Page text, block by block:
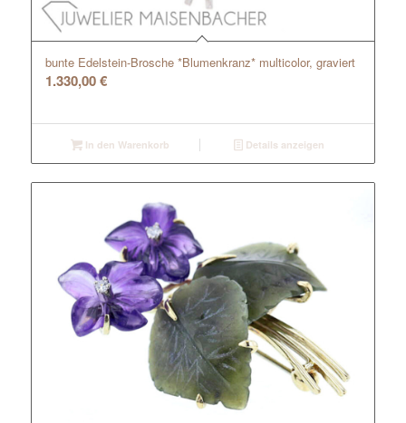
bunte Edelstein-Brosche *Blumenkranz* multicolor, graviert
1.330,00€
In den Warenkorb Details anzeigen